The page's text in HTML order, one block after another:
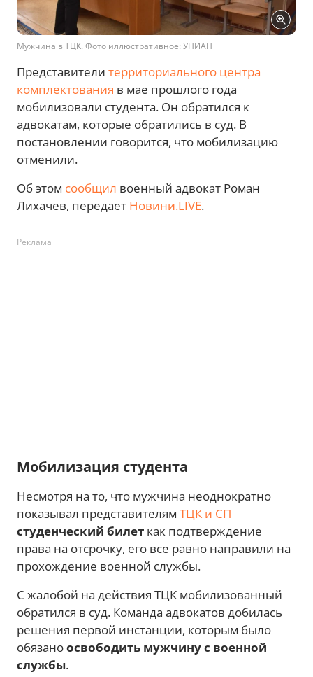
Мужчина в ТЦК. Фото иллюстративное: УНИАН
Представители территориального центра
комплектования в мае прошлого года
мобилизовали студента. Он обратился к
адвокатам, которые обратились в суд. В
постановлении говорится, что мобилизацию
отменили.
Об этом сообщил военный адвокат Роман
Лихачев, передает Новини.LIVE.
Реклама
Мобилизация студента
Несмотря на то, что мужчина неоднократно
показывал представителям ТЦК и СП
студенческий билет как подтверждение
права на отсрочку, его все равно направили на
прохождение военной службы.
С жалобой на действия ТЦК мобилизованный
обратился в суд. Команда адвокатов добилась
решения первой инстанции, которым было
обязаноосвободить мужчину с военной
службы.